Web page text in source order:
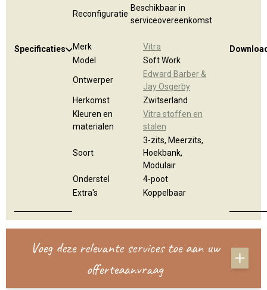
Specificaties
Reconfiguratie
Beschikbaar in
serviceovereenkomst
Merk
Vitra
Model
Soft Work
Ontwerper
Edward Barber &
Jay Osgerby
Herkomst
Zwitserland
Kleuren en
materialen
Vitra stoffen en
stalen
Soort
3-zits, Meerzits,
Hoekbank,
Modulair
Onderstel
4-poot
Extra's
Koppelbaar
Voeg deze relevante services toe aan uw
offerteaanvraag